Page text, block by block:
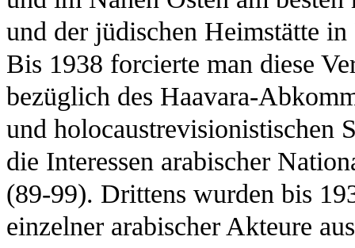
und der jüdischen Heimstätte
Bis 1938 forcierte man diese
bezüglich des Haavara-
und holocaustrevisionistischen
die Interessen arabischer
(89-99). Drittens wurden bis
einzelner arabischer Akteure